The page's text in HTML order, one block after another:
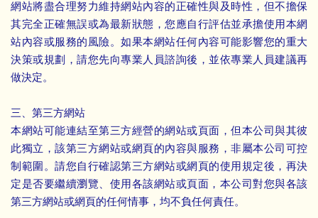
網站將盡合理努力維持網站內容的正確性與及時性，但不擔保
其完全正確無誤或為最新狀態，您應自行評估並承擔使用本網
站內容或服務的風險。如果本網站任何內容可能影響您的重大
決策或規劃，請您先向專業人員諮詢後，並依專業人員建議再
做決定。
三、第三方網站
本網站可能連結至第三方經營的網站或頁面，但本公司與其彼
此獨立，該第三方網站或網頁的內容與服務，非屬本公司可控
制範圍。請您自行確認第三方網站或網頁的使用規定後，再決
定是否要繼續瀏覽、使用各該網站或頁面，本公司對您與各該
第三方網站或網頁的任何情事，均不負任何責任。